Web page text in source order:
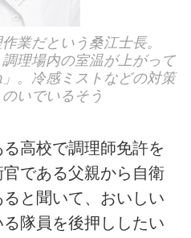
業だという桑江士長。
調理場内の室温が上がって
。冷感ミストなどの対策
いでいるそう
る高校で調理師免許を
である父親から自衛
と聞いて、おいしい
隊員を後押ししたい